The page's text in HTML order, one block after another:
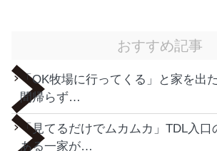
おすすめ記事
「OK牧場に行ってくる」と家を出
間帰らず…
「見てるだけでムカムカ」TDL入口
ある一家が…